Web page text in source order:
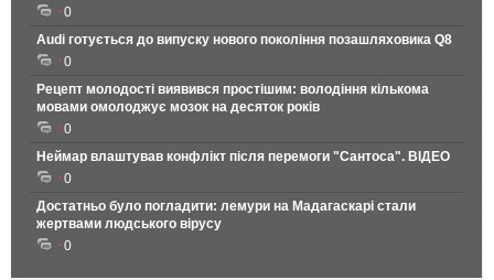
0
Audi готується до випуску нового покоління позашляховика Q8
0
Рецепт молодості виявився простішим: володіння кількома
мовами омолоджує мозок на десяток років
0
Неймар влаштував конфлікт після перемоги "Сантоса". ВІДЕО
0
Достатньо було погладити: лемури на Мадагаскарі стали
жертвами людського вірусу
0